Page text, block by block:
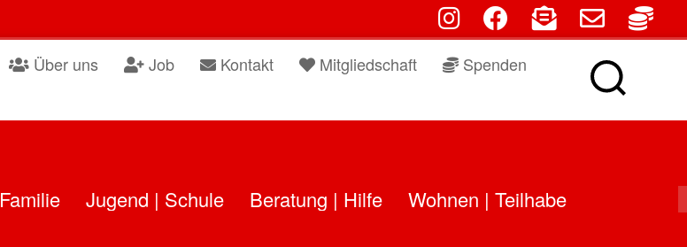
fab fa-instagramfab fa-facebook
fas fa-envelope-
far fa- fas
Über uns Job Kontakt Mitgliedschaft Spenden
Familie Jugend | Schule Beratung | Hilfe Wohnen | Teilhabe